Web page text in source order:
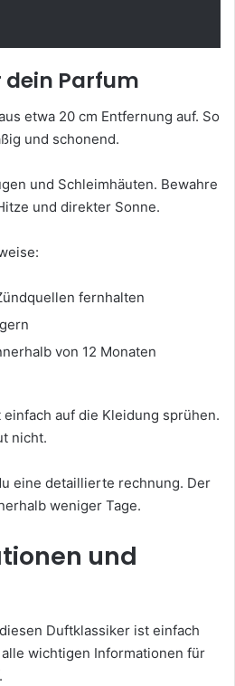
Parfum
etwa 20 cm Entfernung auf. So
und schonend.
und Schleimhäuten. Bewahre
und direkter Sonne.
fernhalten
von 12 Monaten
auf die Kleidung sprühen.
nicht.
eine detaillierte rechnung. Der
weniger Tage.
und
Duftklassiker ist einfach
wichtigen Informationen für